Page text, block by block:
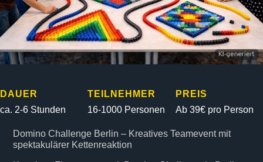
DAUER
ca. 2-6 Stunden
TEILNEHMER
16-1000 Personen
PREIS
Ab 39€ pro Person
Domino Challenge Berlin – Kreatives Teamevent mit
spektakulärer Kettenreaktion